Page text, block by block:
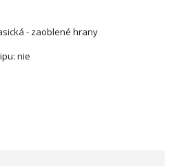
- zaoblené hrany
nie